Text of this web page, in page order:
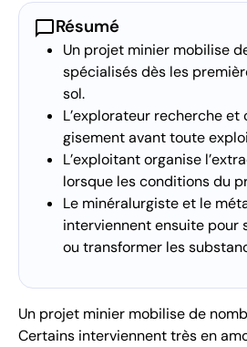
chat_bubbleRésumé
Un projet minier mobilise
spécialisés dès les
sol.
L’explorateur recherche
gisement avant toute
L’exploitant organise
lorsque les conditions du
Le minéralurgiste et le
interviennent ensuite pour
ou transformer les
Un projet minier mobilise de
Certains interviennent très en